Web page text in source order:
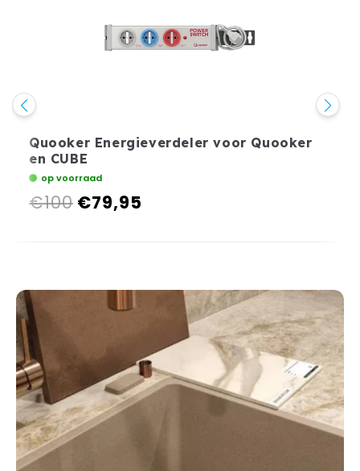
Quooker Energieverdeler voor Quooker
en CUBE
op voorraad
Normale
€100 Aanbiedingsprijs
€79,95